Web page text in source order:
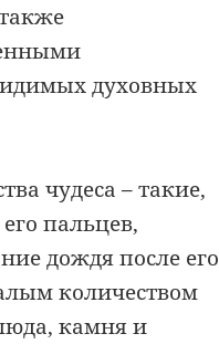
духовных
чудеса – такие,
пальцев,
дождя после его
количеством
камня и